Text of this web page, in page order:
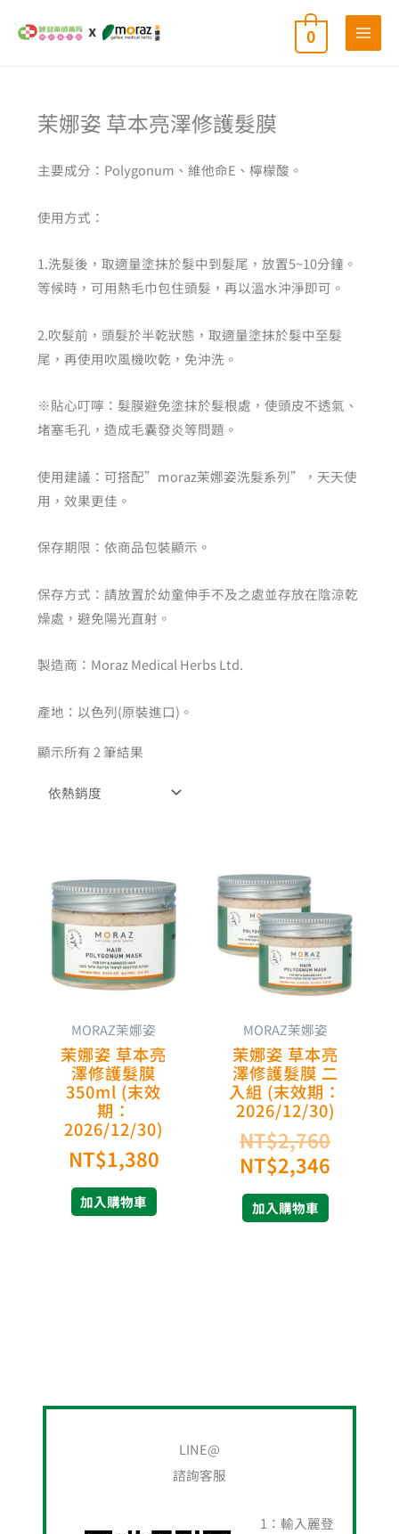
0
茉娜姿 草本亮澤修護髮膜
主要成分：Polygonum、維他命E、檸檬酸。
使用方式：
1.洗髮後，取適量塗抹於髮中到髮尾，放置5~10分鐘。
等候時，可用熱毛巾包住頭髮，再以溫水沖淨即可。
2.吹髮前，頭髮於半乾狀態，取適量塗抹於髮中至髮
尾，再使用吹風機吹乾，免沖洗。
※貼心叮嚀：髮膜避免塗抹於髮根處，使頭皮不透氣、
堵塞毛孔，造成毛囊發炎等問題。
使用建議：可搭配”moraz茉娜姿洗髮系列”，天天使
用，效果更佳。
保存期限：依商品包裝顯示。
保存方式：請放置於幼童伸手不及之處並存放在陰涼乾
燥處，避免陽光直射。
製造商：Moraz Medical Herbs Ltd.
產地：以色列(原裝進口)。
顯示所有 2 筆結果
熱
銷
序
MORAZ茉娜姿
茉娜姿 草本亮
澤修護髮膜
350ml (末效
期：
2026/12/30)
NT$1,380
加入購物車
MORAZ茉娜姿
茉娜姿 草本亮
澤修護髮膜 二
入組 (末效期：
2026/12/30)
NT$2,760
價
格：
NT$2,346
價
格：
加入購物車
LINE@
諮詢客服
1：輸入麗登